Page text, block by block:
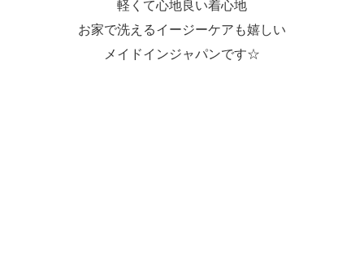
軽くて心地良い着心地
お家で洗えるイージーケアも嬉しい
メイドインジャパンです☆